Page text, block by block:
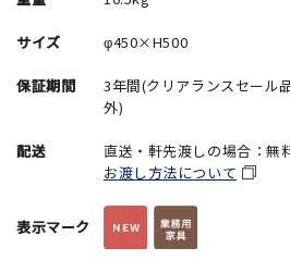
サイズ φ450×H500
保証期間
3年間(クリアランスセール
外)
配送
直送・軒先渡しの場合：無
お渡し方法について
表示マーク